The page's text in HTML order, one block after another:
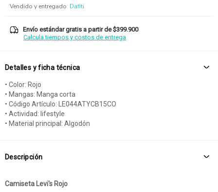
Vendido y entregado: Dafiti
Envío estándar gratis a partir de $399.900
Calcula tiempos y costos de entrega
Detalles y ficha técnica
• Color: Rojo
• Mangas: Manga corta
• Código Artículo: LE044ATYCB15CO
• Actividad: lifestyle
• Material principal: Algodón
Descripción
Camiseta Levi's Rojo